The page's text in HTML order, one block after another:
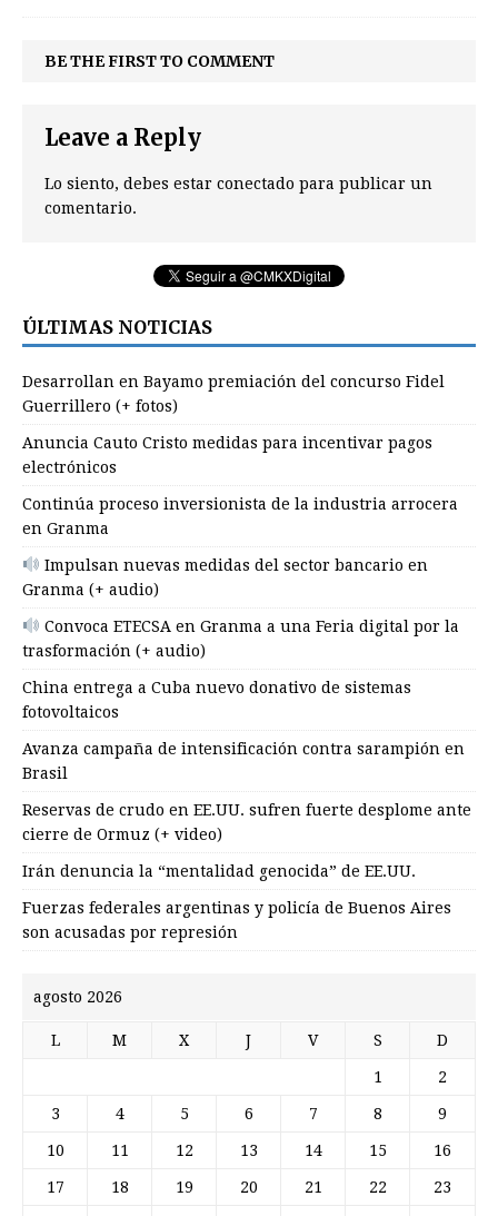
BE THE FIRST TO COMMENT
Leave a Reply
Lo siento, debes estar conectado para publicar un
comentario.
ÚLTIMAS NOTICIAS
Desarrollan en Bayamo premiación del concurso Fidel
Guerrillero (+ fotos)
Anuncia Cauto Cristo medidas para incentivar pagos
electrónicos
Continúa proceso inversionista de la industria arrocera
en Granma
Impulsan nuevas medidas del sector bancario en
Granma (+ audio)
Convoca ETECSA en Granma a una Feria digital por la
trasformación (+ audio)
China entrega a Cuba nuevo donativo de sistemas
fotovoltaicos
Avanza campaña de intensificación contra sarampión en
Brasil
Reservas de crudo en EE.UU. sufren fuerte desplome ante
cierre de Ormuz (+ video)
Irán denuncia la “mentalidad genocida” de EE.UU.
Fuerzas federales argentinas y policía de Buenos Aires
son acusadas por represión
agosto 2026
L M X J V S D
1 2
3 4 5 6 7 8 9
10 11 12 13 14 15 16
17 18 19 20 21 22 23